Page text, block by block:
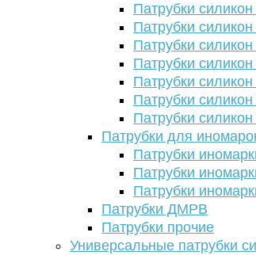
Патрубки
Патрубки
Патрубки
Патрубки
Патрубки
Патрубки
Патрубки
Патрубки для
Патрубки
Патрубки
Патрубки
Патрубки ДМРВ
Патрубки прочие
Универсальные патрубки